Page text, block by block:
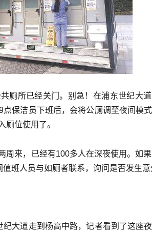
厕所已经关门。别急！在浦东世纪大
保洁员下班后，会将公厕调至夜间模
厕位使用了。
周来，已经有100多人在深夜使用。如
班人员与如厕者联系，询问是否发生意
大道走到杨高中路，记者看到了这座